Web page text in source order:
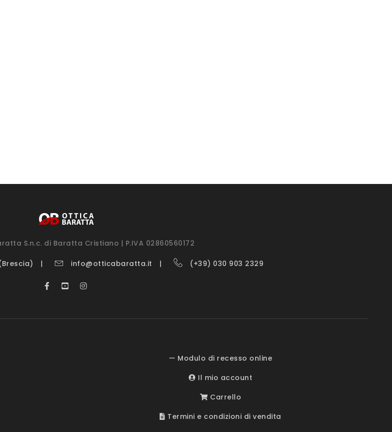
S.n.c. di Baratta Cristiano | P.IVA 02860560172
info@otticabaratta.it (+39) 030 903 2329
— Modulo di recesso online
Il mio account
Carrello
Termini e condizioni di vendita